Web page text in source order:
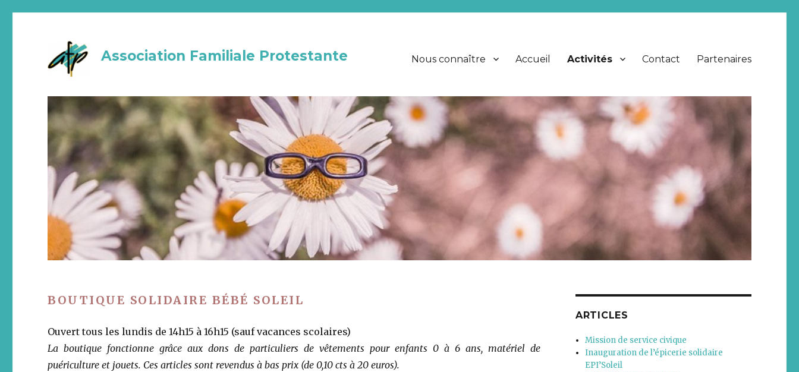
Association Familiale Protestante Nous connaître Accueil Activités Contact Partenaires
BOUTIQUE SOLIDAIRE BÉBÉ SOLEIL
Ouvert tous les lundis de 14h15 à 16h15 (sauf vacances scolaires)
La boutique fonctionne grâce aux dons de particuliers de vêtements pour enfants 0 à 6 ans, matériel de
puériculture et jouets. Ces articles sont revendus à bas prix (de 0,10 cts à 20 euros).
ARTICLES
Mission de service civique
Inauguration de l’épicerie solidaire
EPI’Soleil